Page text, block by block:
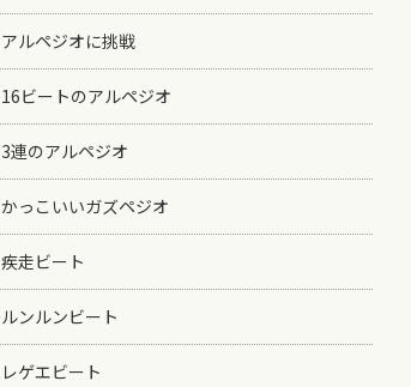
アルペジオに挑戦
16ビートのアルペジオ
3連のアルペジオ
かっこいいガズペジオ
疾走ビート
ルンルンビート
レゲエビート